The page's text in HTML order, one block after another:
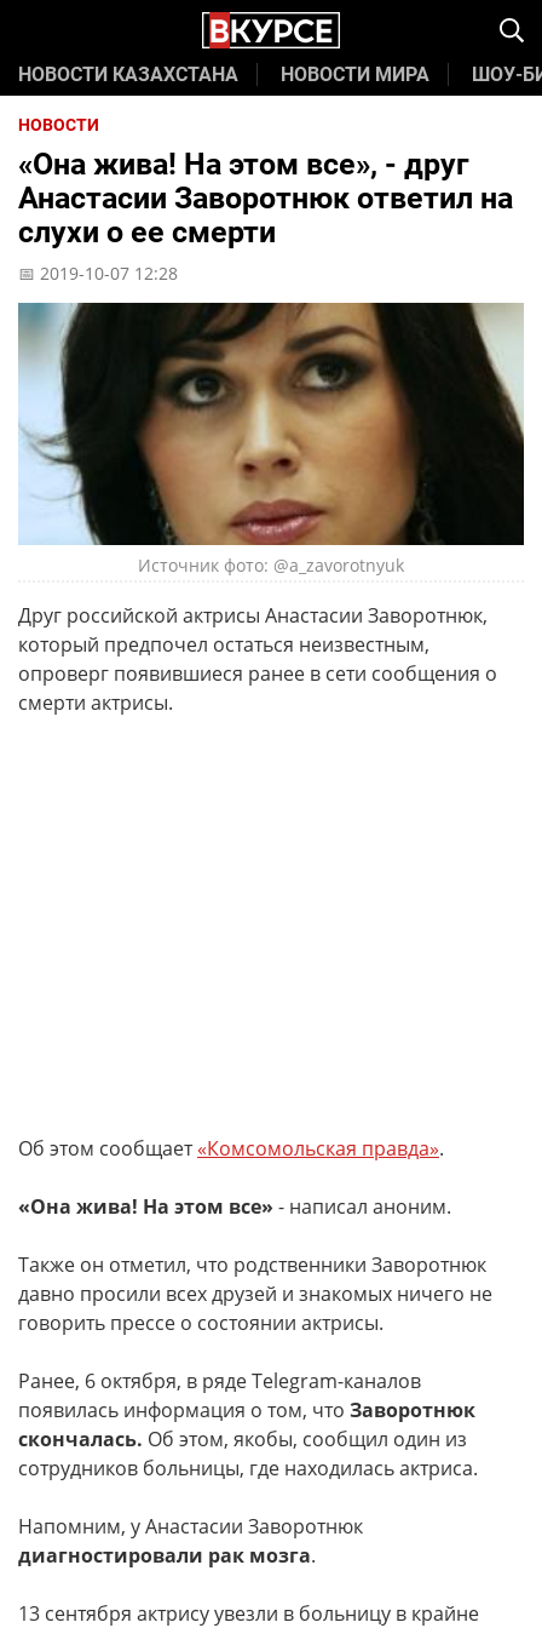
НОВОСТИ КАЗАХСТАНА НОВОСТИ МИРА ШОУ-
НОВОСТИ
«Она жива! На этом все», - друг
Анастасии Заворотнюк ответил на
слухи о ее смерти
📅 2019-10-07 12:28
Источник фото: @a_zavorotnyuk
Друг российской актрисы Анастасии Заворотнюк,
который предпочел остаться неизвестным,
опроверг появившиеся ранее в сети сообщения о
смерти актрисы.
Об этом сообщает«Комсомольская правда».
«Она жива! На этом все» - написал аноним.
Также он отметил, что родственники Заворотнюк
давно просили всех друзей и знакомых ничего не
говорить прессе о состоянии актрисы.
Ранее, 6 октября, в ряде Telegram-каналов
появилась информация о том, что Заворотнюк
скончалась. Об этом, якобы, сообщил один из
сотрудников больницы, где находилась актриса.
Напомним, у Анастасии Заворотнюк
диагностировали рак мозга.
13 сентября актрису увезли в больницу в крайне